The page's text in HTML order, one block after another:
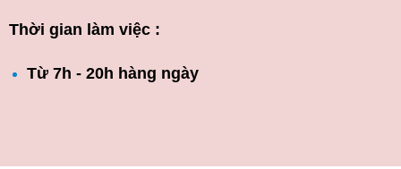
Thời gian làm việc :
Từ 7h - 20h hàng ngày